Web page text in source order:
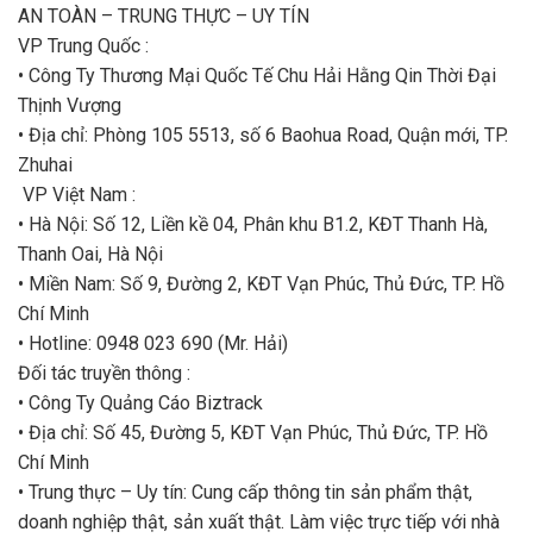
AN TOÀN – TRUNG THỰC – UY TÍN
VP Trung Quốc :
• Công Ty Thương Mại Quốc Tế Chu Hải Hằng Qin Thời Đại
Thịnh Vượng
• Địa chỉ: Phòng 105 5513, số 6 Baohua Road, Quận mới, TP.
Zhuhai
VP Việt Nam :
• Hà Nội: Số 12, Liền kề 04, Phân khu B1.2, KĐT Thanh Hà,
Thanh Oai, Hà Nội
• Miền Nam: Số 9, Đường 2, KĐT Vạn Phúc, Thủ Đức, TP. Hồ
Chí Minh
• Hotline: 0948 023 690 (Mr. Hải)
Đối tác truyền thông :
• Công Ty Quảng Cáo Biztrack
• Địa chỉ: Số 45, Đường 5, KĐT Vạn Phúc, Thủ Đức, TP. Hồ
Chí Minh
• Trung thực – Uy tín: Cung cấp thông tin sản phẩm thật,
doanh nghiệp thật, sản xuất thật. Làm việc trực tiếp với nhà